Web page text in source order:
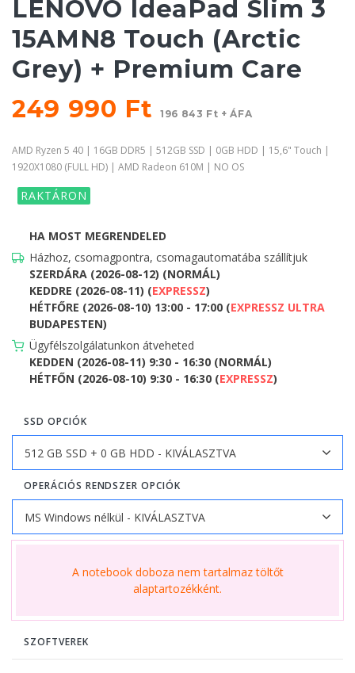
LENOVO IdeaPad Slim 3
15AMN8 Touch (Arctic
Grey) + Premium Care
249 990 Ft196 843 Ft + ÁFA
AMD Ryzen 5 40 | 16GB DDR5 | 512GB SSD | 0GB HDD | 15,6" Touch |
1920X1080 (FULL HD) | AMD Radeon 610M | NO OS
RAKTÁRON
HA MOST MEGRENDELED
Házhoz, csomagpontra, csomagautomatába szállítjuk
SZERDÁRA (2026-08-12) (NORMÁL)
KEDDRE (2026-08-11) (EXPRESSZ)
HÉTFŐRE (2026-08-10) 13:00 - 17:00 (EXPRESSZ ULTRA
BUDAPESTEN)
Ügyfélszolgálatunkon átveheted
KEDDEN (2026-08-11) 9:30 - 16:30 (NORMÁL)
HÉTFŐN (2026-08-10) 9:30 - 16:30 (EXPRESSZ)
SSD OPCIÓK
OPERÁCIÓS RENDSZER OPCIÓK
A notebook doboza nem tartalmaz töltőt
alaptartozékként.
SZOFTVEREK